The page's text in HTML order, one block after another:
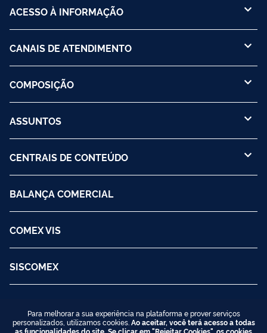
ACESSO À INFORMAÇÃO
CANAIS DE ATENDIMENTO
COMPOSIÇÃO
ASSUNTOS
CENTRAIS DE CONTEÚDO
BALANÇA COMERCIAL
COMEX VIS
SISCOMEX
Para melhorar a sua experiência na plataforma e prover serviços
personalizados, utilizamos cookies. Ao aceitar, você terá acesso a todas
as funcionalidades do site. Se clicar em "Rejeitar Cookies", os cookies